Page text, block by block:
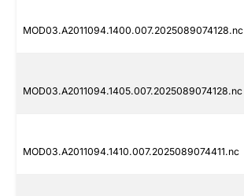
MOD03.A2011094.1400.007.2025089074128.nc
MOD03.A2011094.1405.007.2025089074128.nc
MOD03.A2011094.1410.007.2025089074411.nc